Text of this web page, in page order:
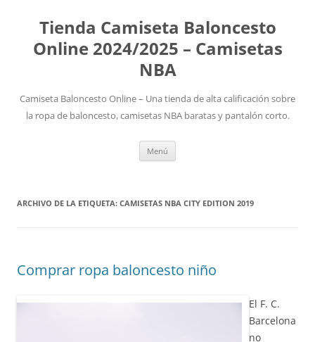
Tienda Camiseta Baloncesto
Online 2024/2025 – Camisetas
NBA
Camiseta Baloncesto Online – Una tienda de alta calificación sobre
la ropa de baloncesto, camisetas NBA baratas y pantalón corto.
Menú
ARCHIVO DE LA ETIQUETA: CAMISETAS NBA CITY EDITION 2019
Comprar ropa baloncesto niño
El F. C.
Barcelona
no